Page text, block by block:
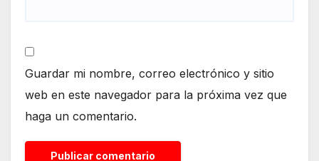
Guardar mi nombre, correo electrónico y sitio
web en este navegador para la próxima vez que
haga un comentario.